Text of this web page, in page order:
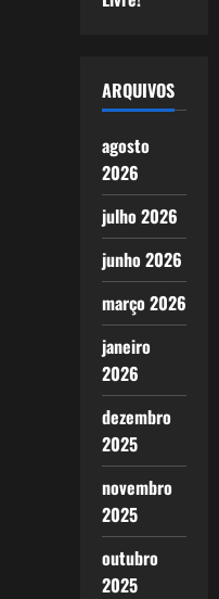
ARQUIVOS
agosto
2026
julho 2026
junho 2026
março 2026
janeiro
2026
dezembro
2025
novembro
2025
outubro
2025